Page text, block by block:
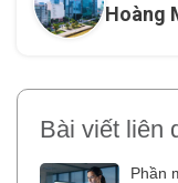
Hoàng
Bài viết liên
Phần